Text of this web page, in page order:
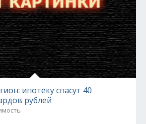
ипотеку спасут 40
рублей